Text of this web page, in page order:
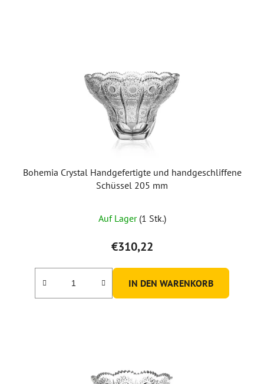
Bohemia Crystal Handgefertigte und handgeschliffene
Schüssel 205 mm
Auf Lager (1 Stk.)
€310,22
IN DEN WARENKORB